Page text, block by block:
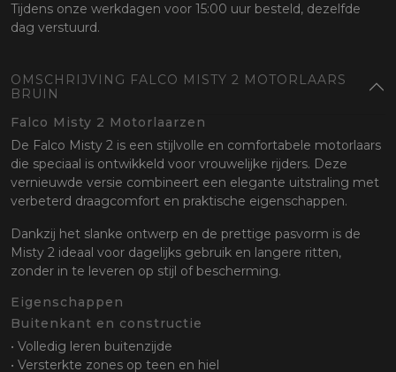
Tijdens onze werkdagen voor 15:00 uur besteld, dezelfde
dag verstuurd.
OMSCHRIJVING FALCO MISTY 2 MOTORLAARS
BRUIN
Falco Misty 2 Motorlaarzen
De Falco Misty 2 is een stijlvolle en comfortabele motorlaars
die speciaal is ontwikkeld voor vrouwelijke rijders. Deze
vernieuwde versie combineert een elegante uitstraling met
verbeterd draagcomfort en praktische eigenschappen.
Dankzij het slanke ontwerp en de prettige pasvorm is de
Misty 2 ideaal voor dagelijks gebruik en langere ritten,
zonder in te leveren op stijl of bescherming.
Eigenschappen
Buitenkant en constructie
• Volledig leren buitenzijde
• Versterkte zones op teen en hiel